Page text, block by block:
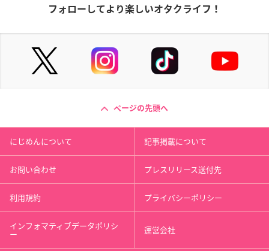
フォローしてより楽しいオタクライフ！
ページの先頭へ
にじめんについて 記事掲載について
お問い合わせ プレスリリース送付先
利用規約 プライバシーポリシー
インフォマティブデータポリシ
ー 運営会社